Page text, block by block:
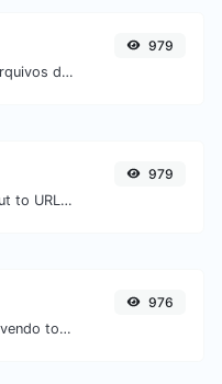
Converta facilmente arquivos de imagem PNG para BMP.
979
Encode any string input to URL format.
979
Minifique seu JS removendo todos os caracteres desnecessários.
976